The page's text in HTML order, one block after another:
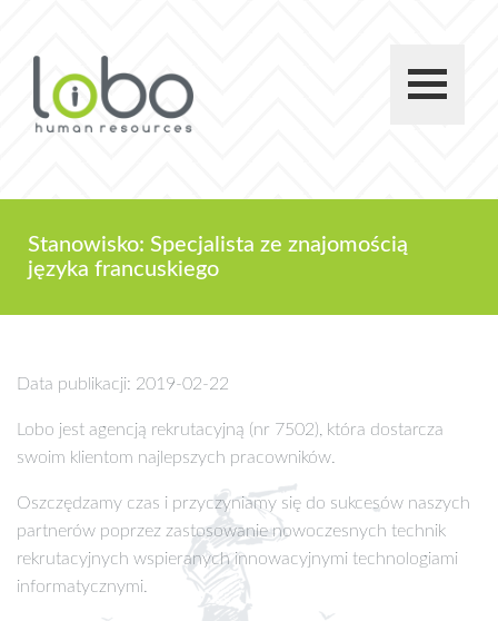
Stanowisko: Specjalista ze znajomością
języka francuskiego
Data publikacji: 2019-02-22
Lobo jest agencją rekrutacyjną (nr 7502), która dostarcza
swoim klientom najlepszych pracowników.
Oszczędzamy czas i przyczyniamy się do sukcesów naszych
partnerów poprzez zastosowanie nowoczesnych technik
rekrutacyjnych wspieranych innowacyjnymi technologiami
informatycznymi.